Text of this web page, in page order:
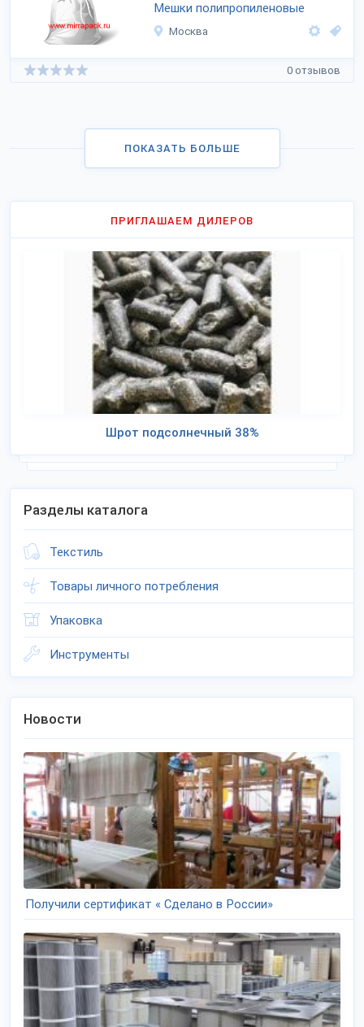
Мешки полипропиленовые
Москва
0 отзывов
ПОКАЗАТЬ БОЛЬШЕ
ПРИГЛАШАЕМ ДИЛЕРОВ
Шрот подсолнечный 38%
Разделы каталога
Текстиль
Товары личного потребления
Упаковка
Инструменты
Новости
Получили сертификат « Сделано в России»